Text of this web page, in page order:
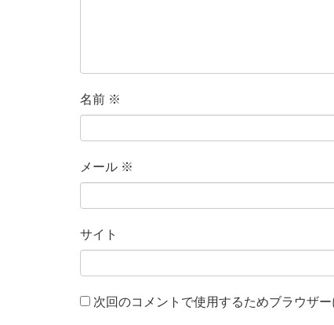
名前 ※
メール ※
サイト
次回のコメントで使用するためブラウザ